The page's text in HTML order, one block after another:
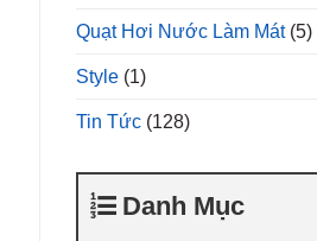
Quạt Hơi Nước Làm Mát(5)
Style (1)
Tin Tức (128)
Danh Mục